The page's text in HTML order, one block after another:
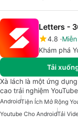
Letters -
4.8
Khám phá
Tải
Xà lách là một ứng
cao trải nghiệm
Android
Youtube Cho AndroidTải